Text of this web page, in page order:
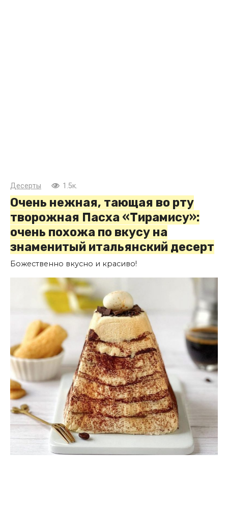
Десерты 1.5к.
Очень нежная, тающая во рту
творожная Пасха «Тирамису»:
очень похожа по вкусу на
знаменитый итальянский десерт
Божественно вкусно и красиво!